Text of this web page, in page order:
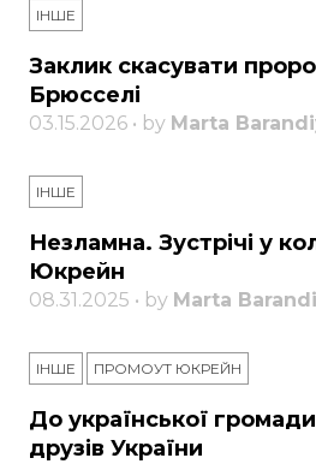
ІНШЕ
Заклик скасувати
Брюсселі
03.15.2026 • by Marta
ІНШЕ
Незламна. Зустрічі у
Юкрейн
08.31.2025 • by Marta
ІНШЕ ПРОМОУТ ЮКРЕЙН
До української громади
друзів України